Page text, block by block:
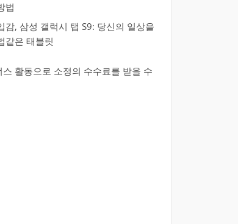
법
감, 삼성 갤럭시 탭 S9: 당신의 일상을
같은 태블릿
스 활동으로 소정의 수수료를 받을 수